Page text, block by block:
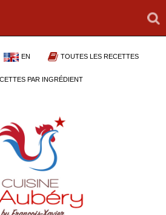
EN TOUTES LES RECETTES
PAR INGRÉDIENT